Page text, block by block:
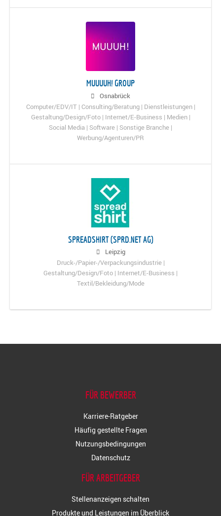
MUUUUH! GROUP
Osnabrück
Computer/EDV/IT | Consulting/Beratung | Dienstleistungen |
Gestaltung/Design/Foto | Internet/E-Business | Medien |
Social Media | Software | Sonstige Branche |
Werbung/Agenturen/PR
SPREADSHIRT (SPRD.NET AG)
Leipzig
Druck-/Papier-/Verpackungsindustrie |
Gestaltung/Design/Foto | Internet/E-Business |
Textil/Bekleidung/Mode
FÜR BEWERBER
Karriere-Ratgeber
Häufig gestellte Fragen
Nutzungsbedingungen
Datenschutz
FÜR ARBEITGEBER
Stellenanzeigen schalten
Produkte und Leistungen im Überblick